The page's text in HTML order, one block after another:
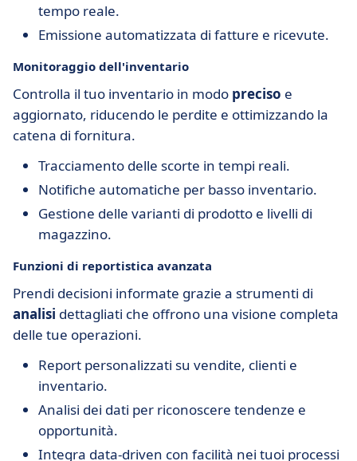
tempo reale.
Emissione automatizzata di fatture e ricevute.
Monitoraggio dell'inventario
Controlla il tuo inventario in modo preciso e
aggiornato, riducendo le perdite e ottimizzando la
catena di fornitura.
Tracciamento delle scorte in tempi reali.
Notifiche automatiche per basso inventario.
Gestione delle varianti di prodotto e livelli di
magazzino.
Funzioni di reportistica avanzata
Prendi decisioni informate grazie a strumenti di
analisi dettagliati che offrono una visione completa
delle tue operazioni.
Report personalizzati su vendite, clienti e
inventario.
Analisi dei dati per riconoscere tendenze e
opportunità.
Integra data-driven con facilità nei tuoi processi